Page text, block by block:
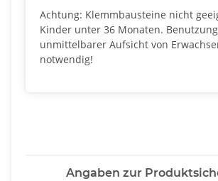
Achtung: Klemmbausteine nicht
Kinder unter 36 Monaten.
unmittelbarer Aufsicht von
notwendig!
Angaben zur